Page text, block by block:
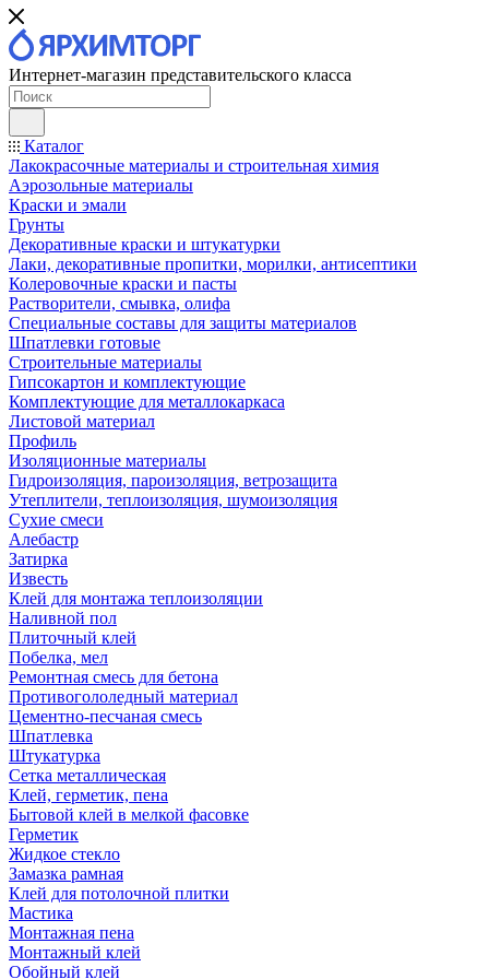
Интернет-магазин представительского класса
Каталог
Лакокрасочные материалы и строительная химия
Аэрозольные материалы
Краски и эмали
Грунты
Декоративные краски и штукатурки
Лаки, декоративные пропитки, морилки, антисептики
Колеровочные краски и пасты
Растворители, смывка, олифа
Специальные составы для защиты материалов
Шпатлевки готовые
Строительные материалы
Гипсокартон и комплектующие
Комплектующие для металлокаркаса
Листовой материал
Профиль
Изоляционные материалы
Гидроизоляция, пароизоляция, ветрозащита
Утеплители, теплоизоляция, шумоизоляция
Сухие смеси
Алебастр
Затирка
Известь
Клей для монтажа теплоизоляции
Наливной пол
Плиточный клей
Побелка, мел
Ремонтная смесь для бетона
Противогололедный материал
Цементно-песчаная смесь
Шпатлевка
Штукатурка
Сетка металлическая
Клей, герметик, пена
Бытовой клей в мелкой фасовке
Герметик
Жидкое стекло
Замазка рамная
Клей для потолочной плитки
Мастика
Монтажная пена
Монтажный клей
Обойный клей